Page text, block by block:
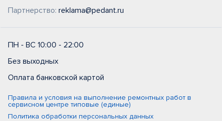
Партнерство: reklama@pedant.ru
ПН - ВС 10:00 - 22:00
Без выходных
Оплата банковской картой
Правила и условия на выполнение ремонтных работ в
сервисном центре типовые (единые)
Политика обработки персональных данных